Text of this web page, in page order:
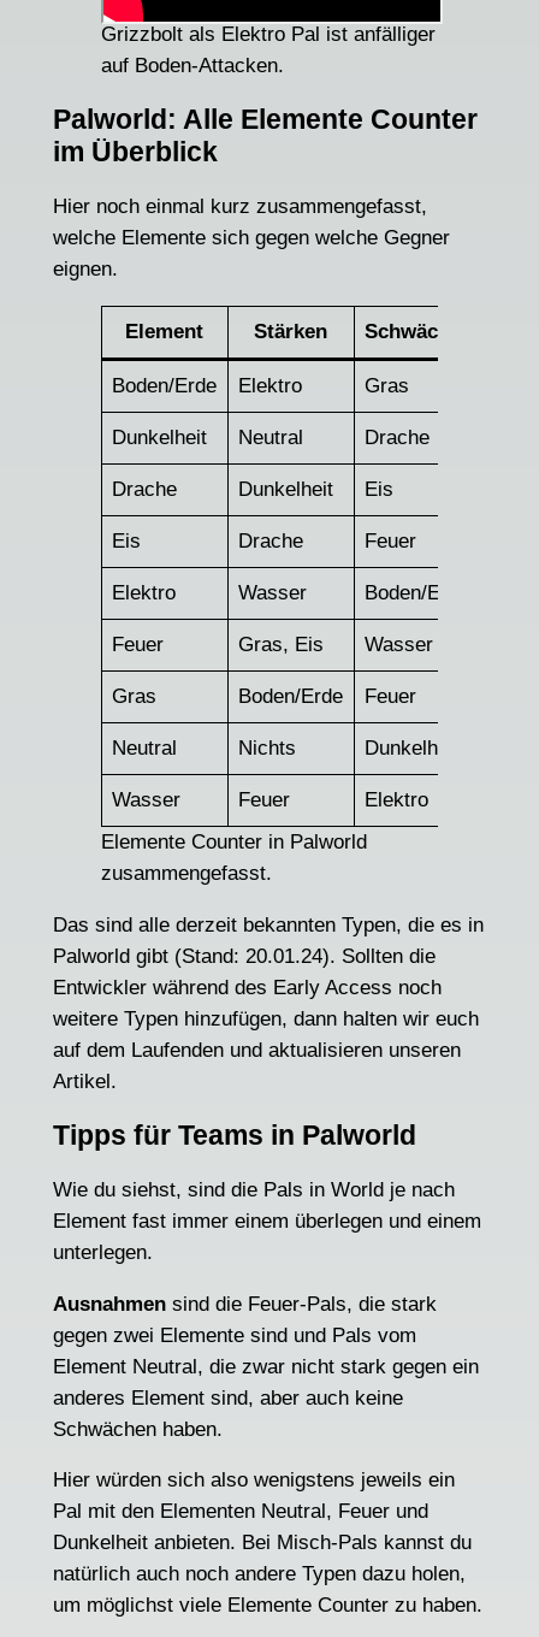
Grizzbolt als Elektro Pal ist anfälliger
auf Boden-Attacken.
Palworld: Alle Elemente Counter
im Überblick
Hier noch einmal kurz zusammengefasst,
welche Elemente sich gegen welche Gegner
eignen.
Element Stärken Schwächen
Boden/Erde Elektro Gras
Dunkelheit Neutral Drache
Drache Dunkelheit Eis
Eis Drache Feuer
Elektro Wasser Boden/Erde
Feuer Gras, Eis Wasser
Gras Boden/Erde Feuer
Neutral Nichts Dunkelheit
Wasser Feuer
Elektro
Elemente Counter in Palworld
zusammengefasst.
Das sind alle derzeit bekannten Typen, die es in
Palworld gibt (Stand: 20.01.24). Sollten die
Entwickler während des Early Access noch
weitere Typen hinzufügen, dann halten wir euch
auf dem Laufenden und aktualisieren unseren
Artikel.
Tipps für Teams in Palworld
Wie du siehst, sind die Pals in World je nach
Element fast immer einem überlegen und einem
unterlegen.
Ausnahmensind die Feuer-Pals, die stark
gegen zwei Elemente sind und Pals vom
Element Neutral, die zwar nicht stark gegen ein
anderes Element sind, aber auch keine
Schwächen haben.
Hier würden sich also wenigstens jeweils ein
Pal mit den Elementen Neutral, Feuer und
Dunkelheit anbieten. Bei Misch-Pals kannst du
natürlich auch noch andere Typen dazu holen,
um möglichst viele Elemente Counter zu haben.